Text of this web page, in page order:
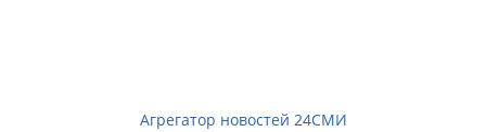
Агрегатор новостей 24СМИ